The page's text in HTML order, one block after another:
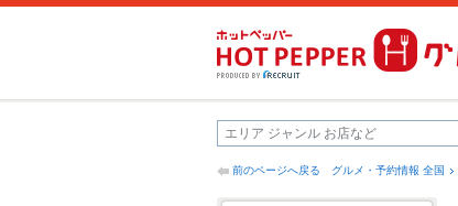
前のページへ戻る グルメ・予約情報 全国